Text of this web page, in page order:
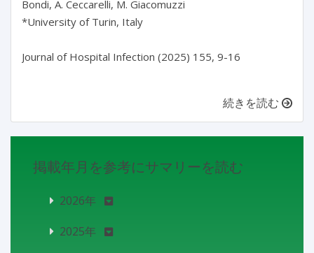
Bondi, A. Ceccarelli, M. Giacomuzzi
*University of Turin, Italy
Journal of Hospital Infection (2025) 155, 9-16
続きを読む
掲載年月を参考にサマリーを読む
2026年
2025年